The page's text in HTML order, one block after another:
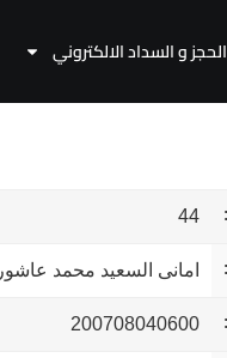
الحجز و السداد الالكتروني
44
امانى السعيد محمد عاشور
200708040600